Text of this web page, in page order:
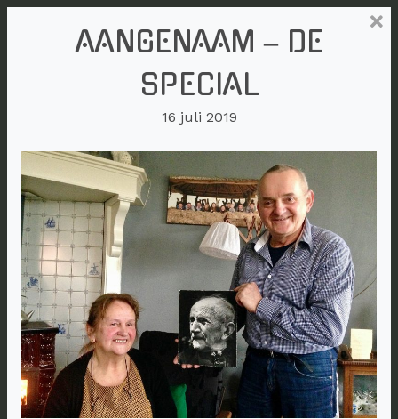
AANGENAAM – DE
SPECIAL
16 juli 2019